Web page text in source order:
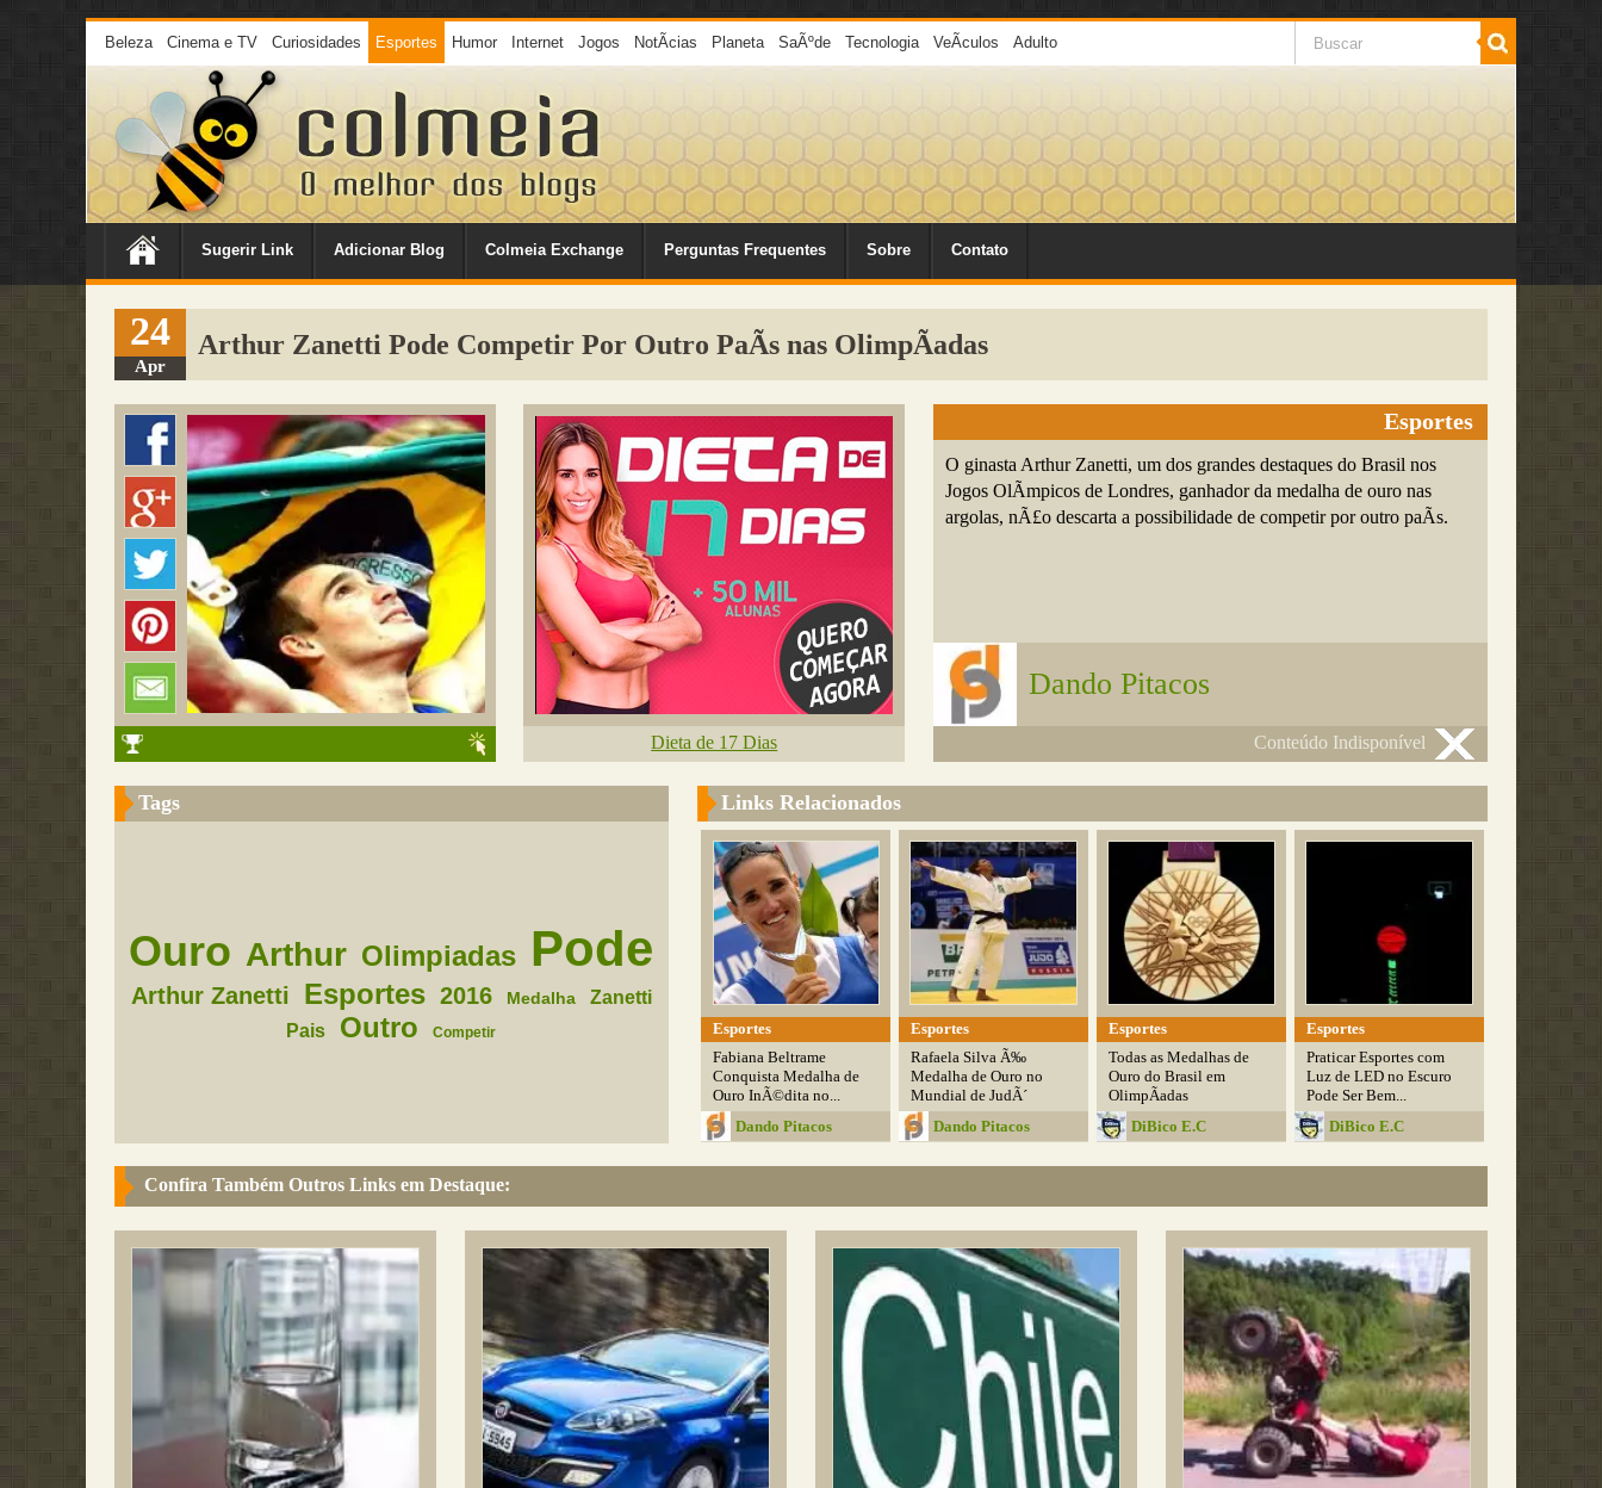
Beleza Cinema e TV Curiosidades Esportes Humor Internet Jogos NotÃ­cias Planeta SaÃºde Tecnologia VeÃ­culos Adulto
Sugerir Link Adicionar Blog Colmeia Exchange Perguntas Frequentes Sobre Contato
24
Apr
Arthur Zanetti Pode Competir Por Outro PaÃ­s nas OlimpÃ­adas
Dieta de 17 Dias
Esportes
O ginasta Arthur Zanetti, um dos grandes destaques do Brasil nos
Jogos OlÃ­mpicos de Londres, ganhador da medalha de ouro nas
argolas, nÃ£o descarta a possibilidade de competir por outro paÃ­s.
Dando Pitacos
Conteúdo Indisponível
Tags
Ouro Arthur Olimpiadas Pode
Arthur Zanetti Esportes 2016 Medalha
Zanetti
Pais
Outro Competir
Links Relacionados
Esportes
Fabiana Beltrame
Conquista Medalha de
Ouro InÃ©dita no...
Dando Pitacos
Esportes
Rafaela Silva Ã‰
Medalha de Ouro no
Mundial de JudÃ´
Dando Pitacos
Esportes
Todas as Medalhas de
Ouro do Brasil em
OlimpÃ­adas
DiBico E.C
Esportes
Praticar Esportes com
Luz de LED no Escuro
Pode Ser Bem...
DiBico E.C
Confira Também Outros Links em Destaque: